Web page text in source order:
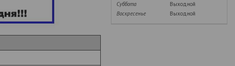
Суббота
Выходной
Воскресенье
Выходной